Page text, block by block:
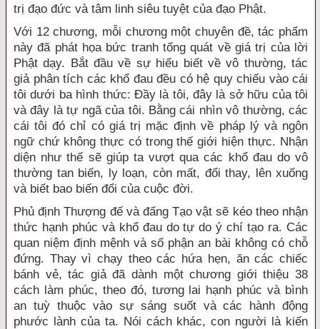
trị đạo đức và tâm linh siêu tuyệt của đạo Phật.
Với 12 chương, mỗi chương một chuyên đề, tác phẩm
này đã phát họa bức tranh tổng quát về giá trị của lời
Phật dạy. Bắt đầu về sự hiểu biết về vô thường, tác
giả phân tích các khổ đau đều có hệ quy chiếu vào cái
tôi dưới ba hình thức: Đầy là tôi, đây là sở hữu của tôi
và đây là tự ngã của tôi. Bằng cái nhìn vô thường, các
cái tôi đó chỉ có giá trị mặc định về pháp lý và ngôn
ngữ chứ không thực có trong thế giới hiện thực. Nhận
diện như thế sẽ giúp ta vượt qua các khổ đau do vô
thường tan biến, ly loạn, còn mất, đổi thay, lên xuống
và biết bao biến đổi của cuộc đời.
Phủ định Thượng đế và đấng Tạo vật sẽ kéo theo nhận
thức hạnh phúc và khổ đau do tự do ý chí tạo ra. Các
quan niệm định mệnh và số phận an bài không có chỗ
đứng. Thay vì chạy theo các hứa hẹn, ăn các chiếc
bánh vẻ, tác giả đã dành một chương giới thiệu 38
cách làm phúc, theo đó, tương lai hạnh phúc và bình
an tuỳ thuộc vào sự sáng suốt và các hành động
phước lành của ta. Nói cách khác, con người là kiến